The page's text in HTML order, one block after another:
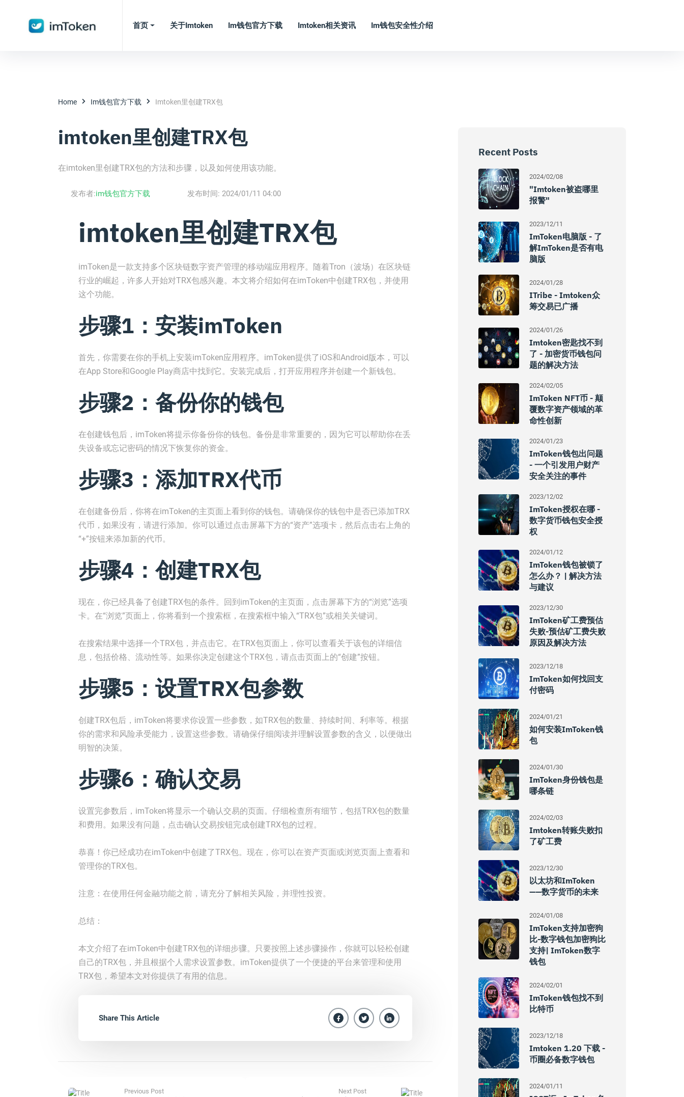
首页 关于imtoken Im钱包官方下载 Imtoken相关资讯 Im钱包安全性介绍
Home Im钱包官方下载 Imtoken里创建TRX包
imtoken里创建TRX包
在imtoken里创建TRX包的方法和步骤，以及如何使用该功能。
发布者:im钱包官方下载 发布时间: 2024/01/11 04:00
imtoken里创建TRX包
imToken是一款支持多个区块链数字资产管理的移动端应用程序。随着Tron（波场）在区块链
行业的崛起，许多人开始对TRX包感兴趣。本文将介绍如何在imToken中创建TRX包，并使用
这个功能。
步骤1：安装imToken
首先，你需要在你的手机上安装imToken应用程序。imToken提供了iOS和Android版本，可以
在App Store和Google Play商店中找到它。安装完成后，打开应用程序并创建一个新钱包。
步骤2：备份你的钱包
在创建钱包后，imToken将提示你备份你的钱包。备份是非常重要的，因为它可以帮助你在丢
失设备或忘记密码的情况下恢复你的资金。
步骤3：添加TRX代币
在创建备份后，你将在imToken的主页面上看到你的钱包。请确保你的钱包中是否已添加TRX
代币，如果没有，请进行添加。你可以通过点击屏幕下方的“资产”选项卡，然后点击右上角的
“+”按钮来添加新的代币。
步骤4：创建TRX包
现在，你已经具备了创建TRX包的条件。回到imToken的主页面，点击屏幕下方的“浏览”选项
卡。在“浏览”页面上，你将看到一个搜索框，在搜索框中输入“TRX包”或相关关键词。
在搜索结果中选择一个TRX包，并点击它。在TRX包页面上，你可以查看关于该包的详细信
息，包括价格、流动性等。如果你决定创建这个TRX包，请点击页面上的“创建”按钮。
步骤5：设置TRX包参数
创建TRX包后，imToken将要求你设置一些参数，如TRX包的数量、持续时间、利率等。根据
你的需求和风险承受能力，设置这些参数。请确保仔细阅读并理解设置参数的含义，以便做出
明智的决策。
步骤6：确认交易
设置完参数后，imToken将显示一个确认交易的页面。仔细检查所有细节，包括TRX包的数量
和费用。如果没有问题，点击确认交易按钮完成创建TRX包的过程。
恭喜！你已经成功在imToken中创建了TRX包。现在，你可以在资产页面或浏览页面上查看和
管理你的TRX包。
注意：在使用任何金融功能之前，请充分了解相关风险，并理性投资。
总结：
本文介绍了在imToken中创建TRX包的详细步骤。只要按照上述步骤操作，你就可以轻松创建
自己的TRX包，并且根据个人需求设置参数。imToken提供了一个便捷的平台来管理和使用
TRX包，希望本文对你提供了有用的信息。
Share This Article
Previous Post Next Post
Recent Posts
2024/02/08
"imtoken被盗哪里
报警"
2023/12/11
ImToken电脑版 - 了
解imToken是否有电
脑版
2024/01/28
ITribe - Imtoken众
筹交易已广播
2024/01/26
Imtoken密匙找不到
了 - 加密货币钱包问
题的解决方法
2024/02/05
ImToken NFT币 - 颠
覆数字资产领域的革
命性创新
2024/01/23
ImToken钱包出问题
- 一个引发用户财产
安全关注的事件
2023/12/02
ImToken授权在哪 -
数字货币钱包安全授
权
2024/01/12
ImToken钱包被锁了
怎么办？ | 解决方法
与建议
2023/12/30
ImToken矿工费预估
失败-预估矿工费失败
原因及解决方法
2023/12/18
ImToken如何找回支
付密码
2024/01/21
如何安装imToken钱
包
2024/01/30
ImToken身份钱包是
哪条链
2024/02/03
Imtoken转账失败扣
了矿工费
2023/12/30
以太坊和imToken
——数字货币的未来
2024/01/08
ImToken支持加密狗
比-数字钱包加密狗比
支持| ImToken数字
钱包
2024/02/01
ImToken钱包找不到
比特币
2023/12/18
Imtoken 1.20 下载 -
币圈必备数字钱包
2024/01/11